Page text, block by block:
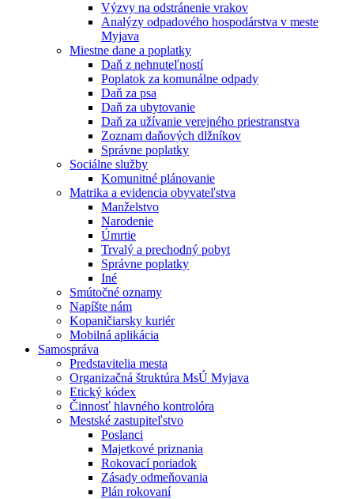
Výzvy na odstránenie vrakov
Analýzy odpadového hospodárstva v meste
Myjava
Miestne dane a poplatky
Daň z nehnuteľností
Poplatok za komunálne odpady
Daň za psa
Daň za ubytovanie
Daň za užívanie verejného priestranstva
Zoznam daňových dlžníkov
Správne poplatky
Sociálne služby
Komunitné plánovanie
Matrika a evidencia obyvateľstva
Manželstvo
Narodenie
Úmrtie
Trvalý a prechodný pobyt
Správne poplatky
Iné
Smútočné oznamy
Napíšte nám
Kopaničiarsky kuriér
Mobilná aplikácia
Samospráva
Predstavitelia mesta
Organizačná štruktúra MsÚ Myjava
Etický kódex
Činnosť hlavného kontrolóra
Mestské zastupiteľstvo
Poslanci
Majetkové priznania
Rokovací poriadok
Zásady odmeňovania
Plán rokovaní